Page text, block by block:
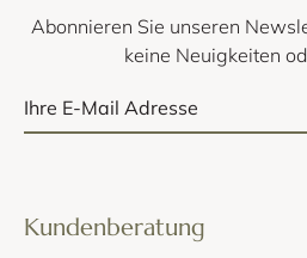
Abonnieren Sie unseren
keine Neuigkeiten
Kundenberatung